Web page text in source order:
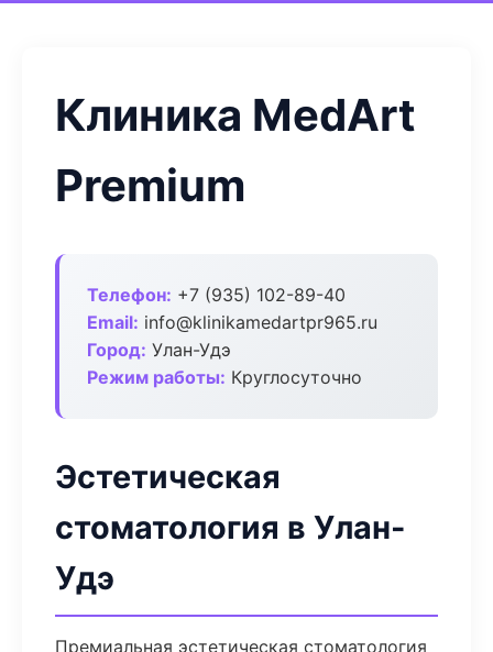
Клиника MedArt
Premium
Телефон: +7 (935) 102-89-40
Email: info@klinikamedartpr965.ru
Город: Улан-Удэ
Режим работы: Круглосуточно
Эстетическая
стоматология в Улан-
Удэ
Премиальная эстетическая стоматология